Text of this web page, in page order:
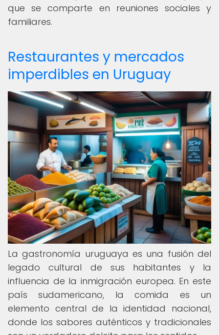
que se comparte en reuniones sociales y
familiares.
Restaurantes y mercados
imperdibles en Uruguay
La gastronomía uruguaya es una fusión del
legado cultural de sus habitantes y la
influencia de la inmigración europea. En este
país sudamericano, la comida es un
elemento central de la identidad nacional,
donde los sabores auténticos y tradicionales